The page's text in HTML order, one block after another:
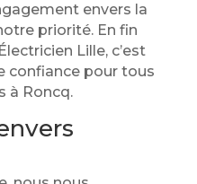
envers la
priorité. En fin
Lille, c’est
confiance pour tous
à Roncq.